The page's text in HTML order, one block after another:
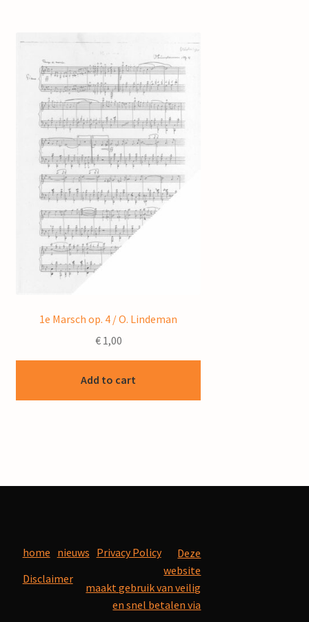
1e Marsch op. 4 / O. Lindeman
€1,00
Add to cart
home nieuws Privacy Policy
Disclaimer
Deze
website
maakt gebruik van veilig
en snel betalen via